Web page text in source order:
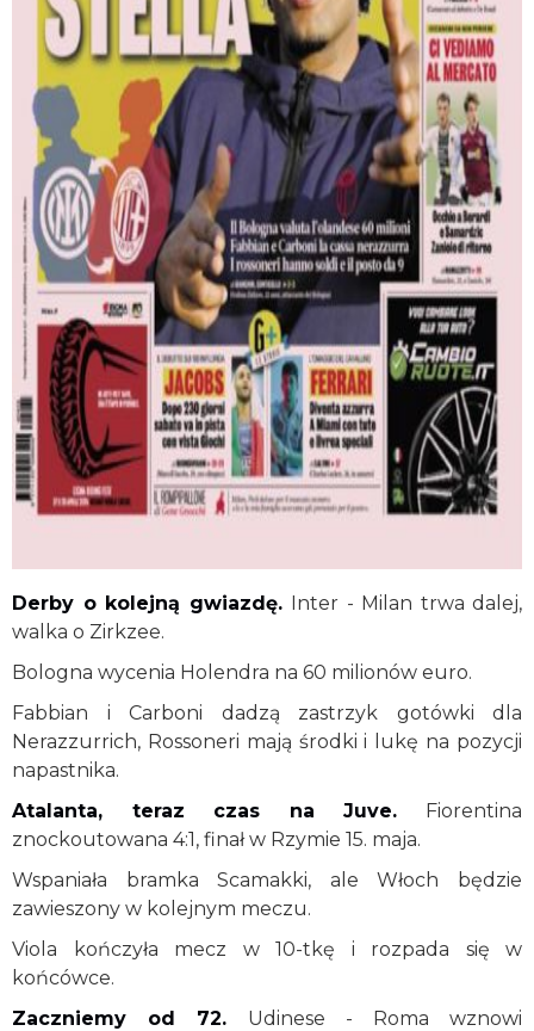
Derby o kolejną gwiazdę. Inter - Milan trwa dalej,
walka o Zirkzee.
Bologna wycenia Holendra na 60 milionów euro.
Fabbian i Carboni dadzą zastrzyk gotówki dla
Nerazzurrich, Rossoneri mają środki i lukę na pozycji
napastnika.
Atalanta, teraz czas na Juve. Fiorentina
znockoutowana 4:1, finał w Rzymie 15. maja.
Wspaniała bramka Scamakki, ale Włoch będzie
zawieszony w kolejnym meczu.
Viola kończyła mecz w 10-tkę i rozpada się w
końcówce.
Zaczniemy od 72. Udinese - Roma wznowi